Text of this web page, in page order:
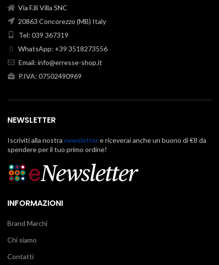
Via F.lli Villa SNC
20863 Concorezzo (MB) Italy
Tel: 039 367319
WhatsApp: +39 3518273556
Email: info@erresse-shop.it
P.IVA: 07502490969
NEWSLETTER
Iscriviti alla nostra newslettere riceverai anche un buono di €8 da
spendere per il tuo primo ordine!
INFORMAZIONI
Brand Marchi
Chi siamo
Contatti